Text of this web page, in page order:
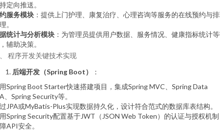
定向推送。
服务模块 ：提供上门护理、康复治疗、心理咨询等服务的在线预约与
。
统计与分析模块 ：为管理员提供用户数据、服务情况、健康指标统计
辅助决策。
程序开发关键技术实现
后端开发（Spring Boot）
：
Spring Boot Starter快速搭建项目，集成Spring MVC、Spring Data
、Spring Security等。
JPA或MyBatis-Plus实现数据持久化，设计符合范式的数据库表结构。
Spring Security配置基于JWT（JSON Web Token）的认证与授权机
API安全。